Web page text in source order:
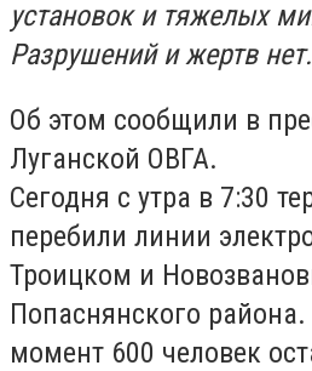
установок и тяжелых
Разрушений и жертв нет.
Об этом сообщили в
Луганской ОВГА.
Сегодня с утра в 7:30
перебили линии
Троицком и
Попаснянского
момент 600 человек